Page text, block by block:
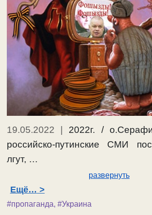
19.05.2022
2022г. /
российско-путинские СМИ
лгут, …
развернуть
Ещё…
#пропаганда, #Украина